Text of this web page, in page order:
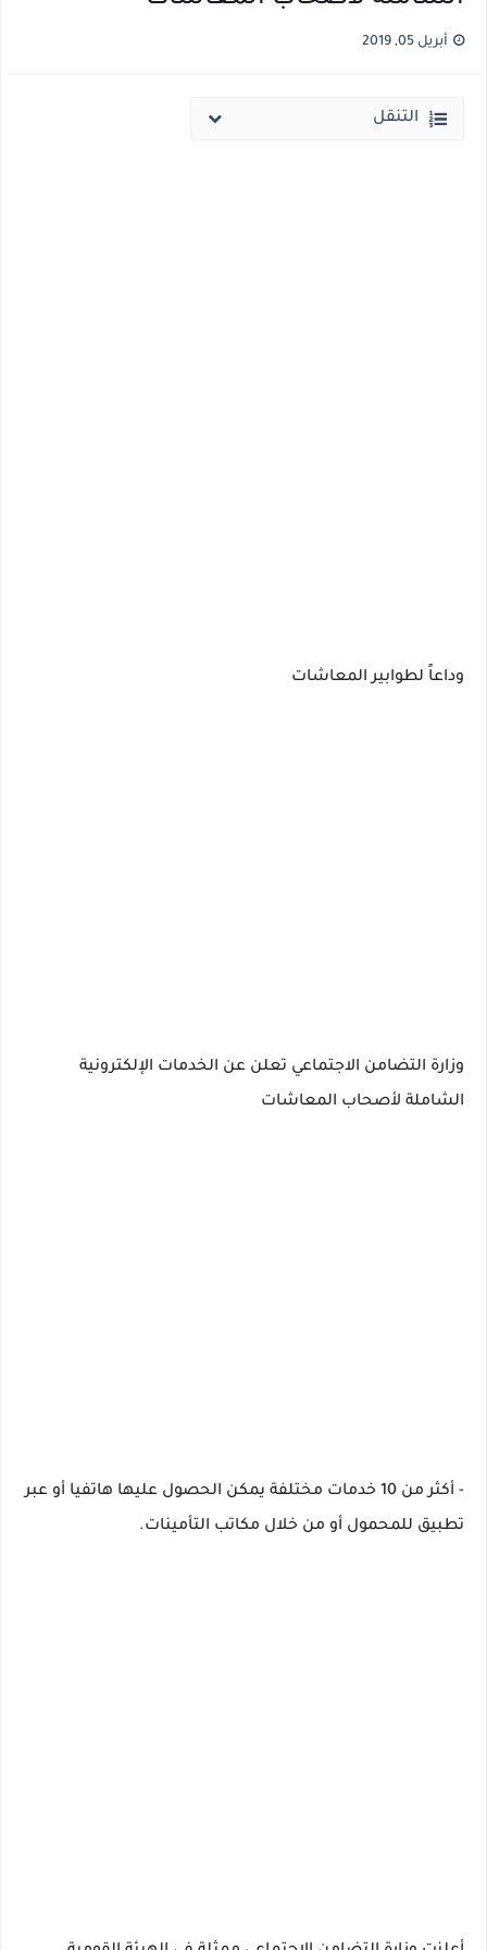
أبريل 05, 2019
التنقل
وداعاً لطوابير المعاشات
وزارة التضامن الاجتماعي تعلن عن الخدمات الإلكترونية
الشاملة لأصحاب المعاشات
- أكثر من 10 خدمات مختلفة يمكن الحصول عليها هاتفيا أو عبر
تطبيق للمحمول أو من خلال مكاتب التأمينات.